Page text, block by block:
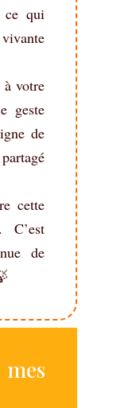
ce qui
votre
geste
de
cette
C’est
de